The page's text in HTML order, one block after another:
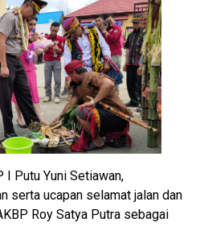
I Putu Yuni Setiawan,
serta ucapan selamat jalan dan
Roy Satya Putra sebagai